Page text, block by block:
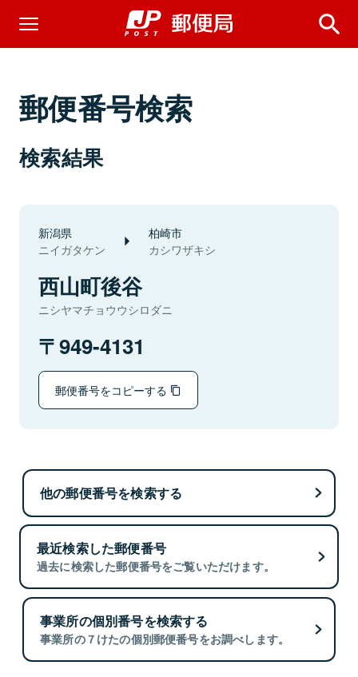
郵便番号検索
検索結果
新潟県
ニイガタケン
柏崎市
カシワザキシ
西山町後谷
ニシヤマチョウウシロダニ
949-4131
郵便番号をコピーする
他の郵便番号を検索する
最近検索した郵便番号
過去に検索した郵便番号をご覧いただけます。
事業所の個別番号を検索する
事業所の７けたの個別郵便番号をお調べします。